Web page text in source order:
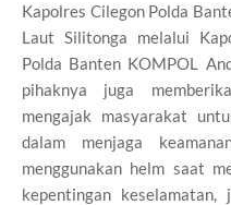
Kapolres Cilegon Polda
Laut Silitonga melalui
Polda Banten KOMPOL
pihaknya juga
mengajak masyarakat
dalam menjaga
menggunakan helm saat
kepentingan keselamatan,